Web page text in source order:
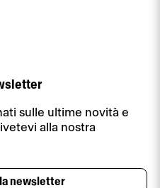
sulle ultime novità e
alla nostra
newsletter